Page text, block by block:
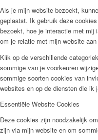
Als je mijn website bezoekt,
geplaatst. Ik gebruik deze
bezoekt, hoe je interactie met mij
om je relatie met mijn website
Klik op de verschillende
sommige van je voorkeuren
sommige soorten cookies van
websites en op de diensten die ik
Essentiële Website Cookies
Deze cookies zijn noodzakelijk
zijn via mijn website en om